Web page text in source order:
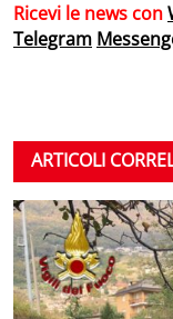
Ricevi le news con
Telegram
ARTICOLI